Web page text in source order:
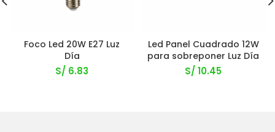
Foco Led 20W E27 Luz
Día
S/ 6.83
Led Panel Cuadrado 12W
para sobreponer Luz Día
S/ 10.45